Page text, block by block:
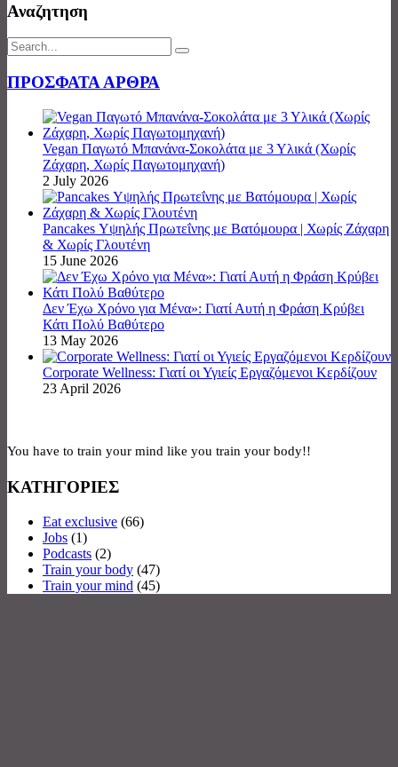
Αναζητηση
ΠΡΟΣΦΑΤΑ ΑΡΘΡΑ
Vegan Παγωτό Μπανάνα-Σοκολάτα με 3 Υλικά (Χωρίς
Ζάχαρη, Χωρίς Παγωτομηχανή)
2 July 2026
Pancakes Υψηλής Πρωτεΐνης με Βατόμουρα | Χωρίς Ζάχαρη
& Χωρίς Γλουτένη
15 June 2026
Δεν Έχω Χρόνο για Μένα»: Γιατί Αυτή η Φράση Κρύβει
Κάτι Πολύ Βαθύτερο
13 May 2026
Corporate Wellness: Γιατί οι Υγιείς Εργαζόμενοι Κερδίζουν
23 April 2026
You have to train your mind like you train your body!!
ΚΑΤΗΓΟΡΙΕΣ
Eat exclusive (66)
Jobs (1)
Podcasts (2)
Train your body (47)
Train your mind (45)